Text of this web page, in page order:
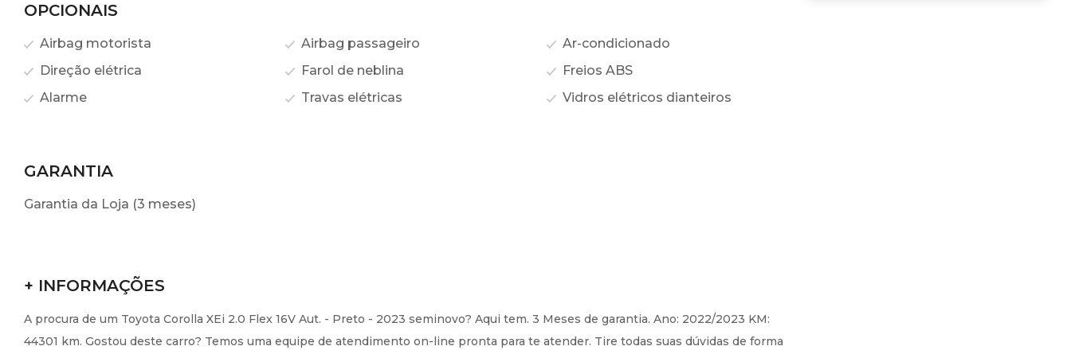
OPCIONAIS
Airbag motorista Airbag passageiro
Ar-condicionado
Direção elétrica
Farol de neblina
Freios ABS
Alarme
Travas elétricas Vidros elétricos dianteiros
GARANTIA
Garantia da Loja (3 meses)
+ INFORMAÇÕES
A procura de um Toyota Corolla XEi 2.0 Flex 16V Aut. - Preto - 2023 seminovo? Aqui tem. 3 Meses de garantia. Ano: 2022/2023 KM:
44301 km. Gostou deste carro? Temos uma equipe de atendimento on-line pronta para te atender. Tire todas suas dúvidas de forma